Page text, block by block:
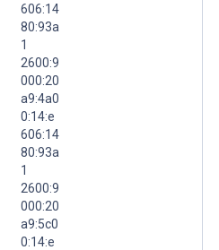
606:14
80:93a
1
2600:9
000:20
a9:4a0
0:14:e
606:14
80:93a
1
2600:9
000:20
a9:5c0
0:14:e